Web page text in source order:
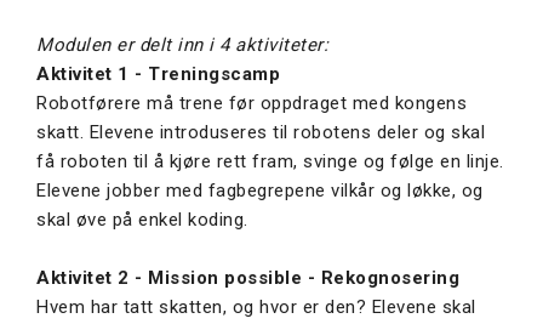
Modulen er delt inn i 4 aktiviteter:
Aktivitet 1 - Treningscamp
Robotførere må trene før oppdraget med kongens
skatt. Elevene introduseres til robotens deler og skal
få roboten til å kjøre rett fram, svinge og følge en linje.
Elevene jobber med fagbegrepene vilkår og løkke, og
skal øve på enkel koding.
Aktivitet 2 - Mission possible - Rekognosering
Hvem har tatt skatten, og hvor er den? Elevene skal